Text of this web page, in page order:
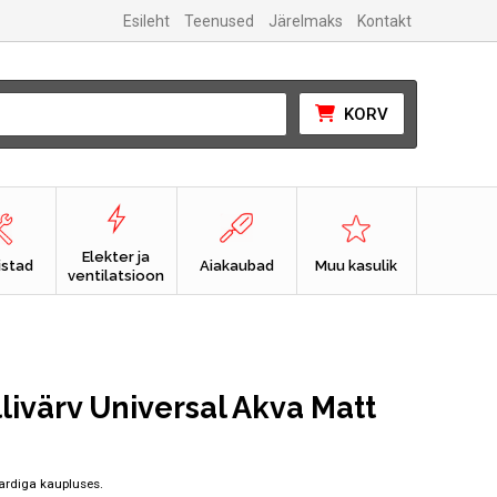
Esileht Teenused Järelmaks Kontakt
KORV
Elekter ja
ventilatsioon
Aiakaubad Muu kasulik
Universal Akva Matt